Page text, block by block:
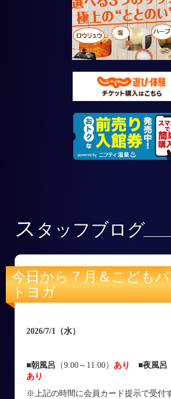
ス タッフブログ
今日から７月＆こども
トヨガ
2026/7/1
（水）
■朝風呂 （9:00～11:00） あり ■夜風呂
あり
※上記の時間に会員カード提示で受付